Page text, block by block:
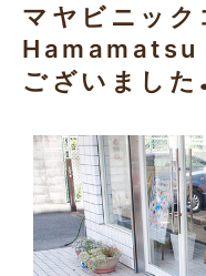
マヤビニッ
Hamamatsu
ございました